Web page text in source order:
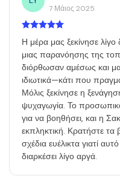
7 Μάιος 2025
Η μέρα μας ξεκίνησε
μιας παρανόησης της
διόρθωσαν αμέσως και
ιδιωτικά—κάτι που
Μόλις ξεκίνησε η
ψυχαγωγία. Το
για να βοηθήσει, και η
εκπληκτική. Κρατήστε τα
σχέδια ευέλικτα γιατί
διαρκέσει λίγο αργά.